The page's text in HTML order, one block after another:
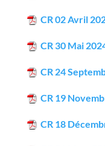
CR 02 Avril
CR 30 Mai
CR 24
CR 19
CR 18